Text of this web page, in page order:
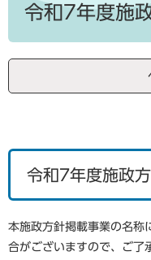
令和7年度施
令和7年度施政
本施政方針掲載事業の名称
合がございますので、ご了